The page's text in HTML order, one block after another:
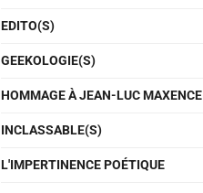
EDITO(S)
GEEKOLOGIE(S)
HOMMAGE À JEAN-LUC MAXENCE
INCLASSABLE(S)
L'IMPERTINENCE POÉTIQUE